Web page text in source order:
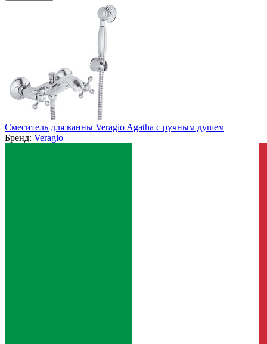
Смеситель для ванны Veragio Agatha с ручным душем
Бренд: Veragio